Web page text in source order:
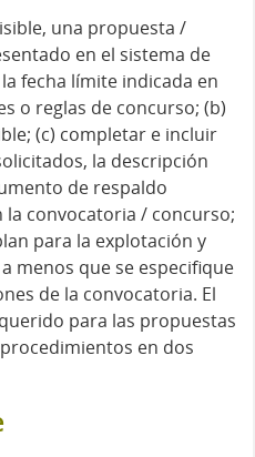
una propuesta /
en el sistema de
fecha límite indicada en
o reglas de concurso; (b)
(c) completar e incluir
la descripción
de respaldo
convocatoria / concurso;
para la explotación y
menos que se especifique
de la convocatoria. El
para las propuestas
en dos